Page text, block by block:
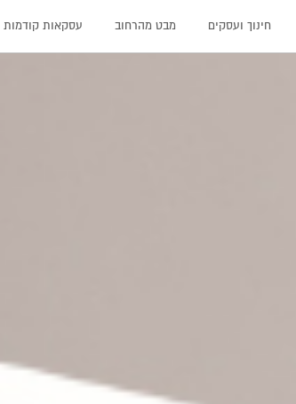
חינוך ועסקים מבט מהרחוב עסקאות קודמות